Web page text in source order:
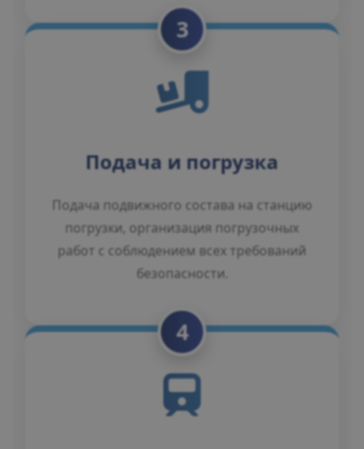
3
Подача и погрузка
Подача подвижного состава на станцию
погрузки, организация погрузочных
работ с соблюдением всех требований
безопасности.
4